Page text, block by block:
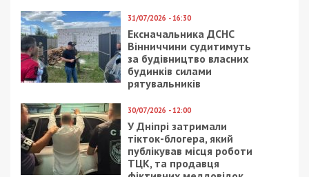
паркингах и метро. Именно в этих местах в
случае тревоги и необходимо ждать эвакуации.
Подвальные помещения содержатся
объединениями совладельцев многоквартирных
домов и жилищно-эксплуатационными
подвальных помещений удовлетворительное.
Например, журналисты осмотрели подвал в доме
на проспекте Поля. Помещение вентилируется.
Здесь есть свет и вода. Ремонт обошелся в 10